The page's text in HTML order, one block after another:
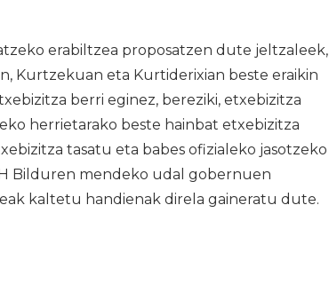
erabiltzea proposatzen dute jeltzaleek,
Kurtzekuan eta Kurtiderixian beste eraikin
berri eginez, bereziki, etxebizitza
herrietarako beste hainbat etxebizitza
tasatu eta babes ofizialeko jasotzeko
Bilduren mendeko udal gobernuen
kaltetu handienak direla gaineratu dute.